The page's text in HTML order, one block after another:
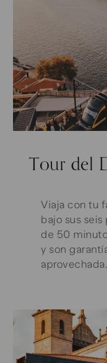
Tour del
Viaja con tu
bajo sus
de 50
y son
aprovechada.